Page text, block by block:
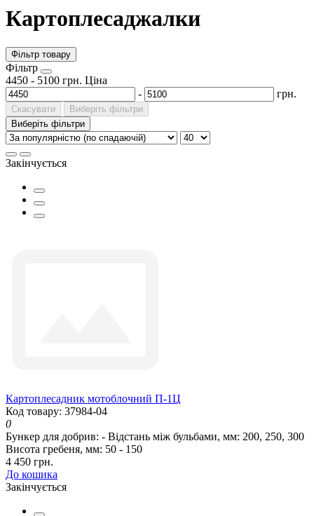
Картоплесаджалки
Фільтр товару
Фiльтр
4450 - 5100 грн. Ціна
-
грн.
Скасувати
Виберіть фільтри
Виберіть фільтри
Закінчується
Картоплесадник мотоблочний П-1Ц
Код товару: 37984-04
0
Бункер для добрив: - Відстань між бульбами, мм: 200, 250, 300
Висота гребеня, мм: 50 - 150
4 450 грн.
До кошика
Закінчується